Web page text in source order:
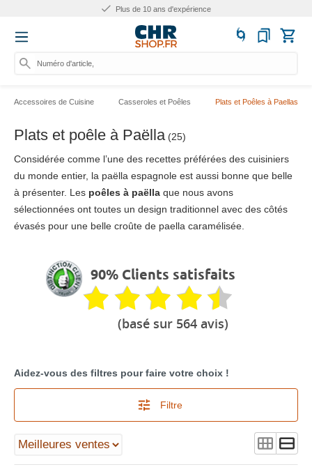
Plus de 10 ans d'expérience
Numéro d'article, catégor
Accessoires de Cuisine Casseroles et Poêles Plats et Poêles à Paellas
Plats et poêle à Paëlla (25)
Considérée comme l’une des recettes préférées des cuisiniers
du monde entier, la paëlla espagnole est aussi bonne que belle
à présenter. Les poêles à paëlla que nous avons
sélectionnées ont toutes un design traditionnel avec des côtés
évasés pour une belle croûte de paella caramélisée.
90% Clients satisfaits
(basé sur 564 avis)
Aidez-vous des filtres pour faire votre choix !
Filtre